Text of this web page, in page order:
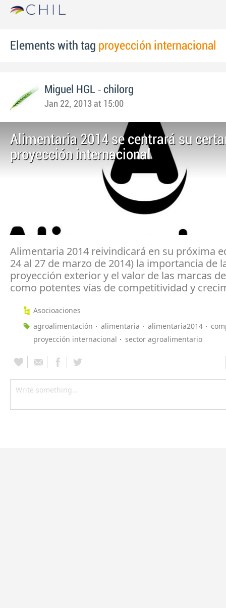
Elements with tag proyección internacional
Miguel HGL - chilorg
Jan 22, 2013 at 15:00
Alimentaria 2014 se centrará su
proyección internacional
Alimentaria 2014 reivindicará en su próxima
24 al 27 de marzo de 2014) la importancia de
proyección exterior y el valor de las marcas
como potentes vías de competitividad y
Asocioaciones
agroalimentación
alimentaria alimentaria2014
proyección internacional
sector agroalimentario